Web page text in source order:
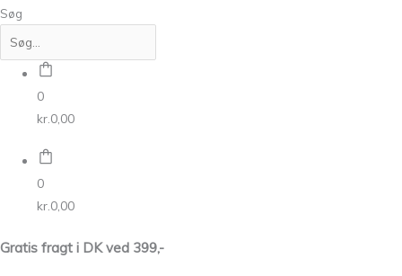
Søg
0
kr. 0,00
0
kr. 0,00
Gratis fragt i DK ved 399,-